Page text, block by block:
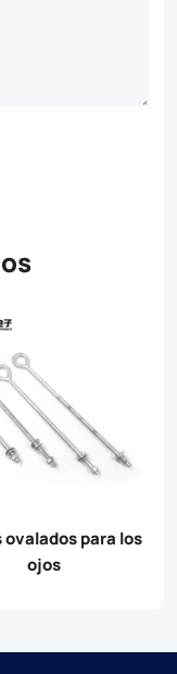
ovalados para los
ojos